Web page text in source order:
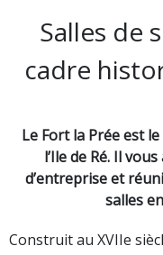
Salles de
cadre
Le Fort la Prée est
l’Ile de Ré. Il
d’entreprise et
salles
Construit au XVIIe